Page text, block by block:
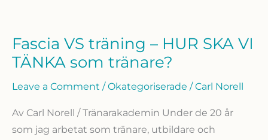
Fascia VS träning – HUR SKA VI
TÄNKA som tränare?
Leave a Comment /Okategoriserade /Carl Norell
Av Carl Norell / Tränarakademin Under de 20 år
som jag arbetat som tränare, utbildare och